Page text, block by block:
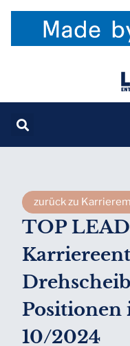
zurück zu
TOP
Positionen
10/2024